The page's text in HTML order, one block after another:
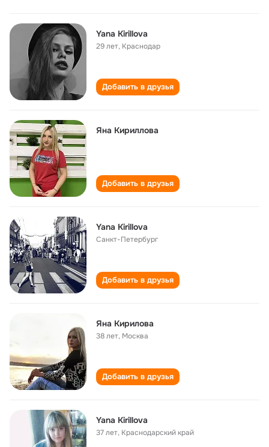
Yana Kirillova
29 лет, Краснодар
Добавить в друзья
Яна Кириллова
Добавить в друзья
Yana Kirillova
Санкт-Петербург
Добавить в друзья
Яна Кирилова
38 лет, Москва
Добавить в друзья
Yana Kirillova
37 лет, Краснодарский край